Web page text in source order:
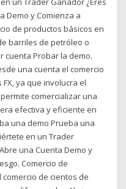
Demo y Comienza a
de productos básicos en
barriles de petróleo o
cuenta Probar la demo.
una cuenta el comercio
ya que involucra el
comercializar una
efectiva y eficiente en
una demo Prueba una
en un Trader
una Cuenta Demo y
Comercio de
comercio de cientos de